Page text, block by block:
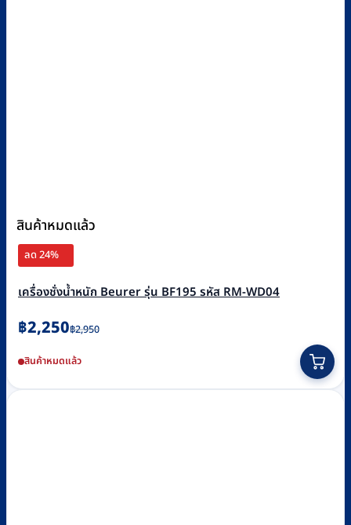
สินค้าหมดแล้ว
ลด 24%
เครื่องชั่งน้ำหนัก Beurer รุ่น BF195 รหัส RM-WD04
฿2,950
Original
was:
฿2,950.
฿2,250
Current
is:
฿2,250.
สินค้าหมดแล้ว